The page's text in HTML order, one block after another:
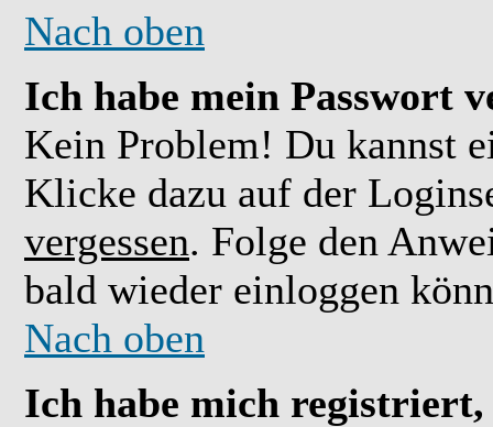
Nach oben
Ich habe mein Passwort
Kein Problem! Du kannst
Klicke dazu auf der
vergessen. Folge den
bald wieder einloggen
Nach oben
Ich habe mich